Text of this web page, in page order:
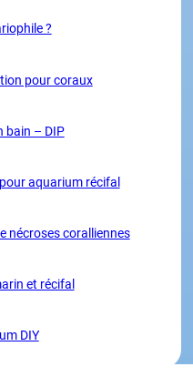
?
pour coraux
bain – DIP
aquarium récifal
nécroses coralliennes
et récifal
DIY